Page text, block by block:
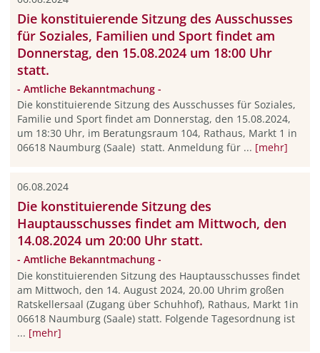
Die konstituierende Sitzung des Ausschusses
für Soziales, Familien und Sport findet am
Donnerstag, den 15.08.2024 um 18:00 Uhr
statt.
- Amtliche Bekanntmachung -
Die konstituierende Sitzung des Ausschusses für Soziales,
Familie und Sport findet am Donnerstag, den 15.08.2024,
um 18:30 Uhr, im Beratungsraum 104, Rathaus, Markt 1 in
06618 Naumburg (Saale) statt. Anmeldung für ... [mehr]
06.08.2024
Die konstituierende Sitzung des
Hauptausschusses findet am Mittwoch, den
14.08.2024 um 20:00 Uhr statt.
- Amtliche Bekanntmachung -
Die konstituierenden Sitzung des Hauptausschusses findet
am Mittwoch, den 14. August 2024, 20.00 Uhrim großen
Ratskellersaal (Zugang über Schuhhof), Rathaus, Markt 1in
06618 Naumburg (Saale) statt. Folgende Tagesordnung ist
... [mehr]